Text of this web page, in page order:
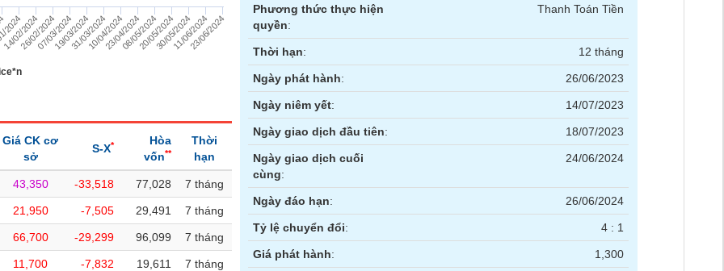
14/02/2024
26/02/2024
07/03/2024
19/03/2024
31/03/2024
10/04/2024
23/04/2024
08/05/2024
20/05/2024
30/05/2024
11/06/2024
23/06/2024
Giá CK cơ
sở
S-X*
Hòa
vốn**
Thời
hạn
43,350 -33,518 77,028 7 tháng
21,950 -7,505 29,491 7 tháng
66,700 -29,299 96,099 7 tháng
11,700 -7,832 19,611 7 tháng
Phương thức thực hiện
quyền:
Thanh Toán Tiền
Thời hạn: 12 tháng
Ngày phát hành: 26/06/2023
Ngày niêm yết: 14/07/2023
Ngày giao dịch đầu tiên: 18/07/2023
Ngày giao dịch cuối
cùng:
24/06/2024
Ngày đáo hạn: 26/06/2024
Tỷ lệ chuyển đổi: 4 : 1
Giá phát hành: 1,300
Hợp đồng tương lai Trái phiếu